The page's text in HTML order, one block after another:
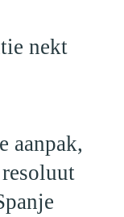
nekt
aanpak,